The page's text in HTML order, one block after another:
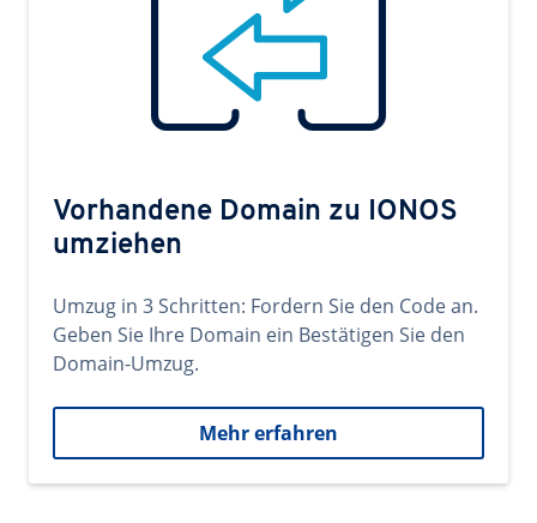
Vorhandene Domain zu IONOS
umziehen
Umzug in 3 Schritten: Fordern Sie den Code an.
Geben Sie Ihre Domain ein Bestätigen Sie den
Domain-Umzug.
Mehr erfahren